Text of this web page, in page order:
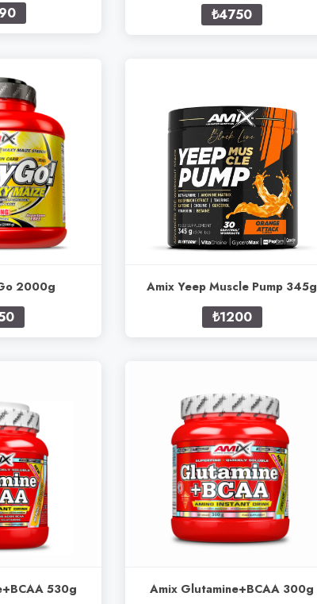
₺4750
2000g Amix Yeep Muscle Pump 345g
₺1200
530g Amix Glutamine+BCAA 300g